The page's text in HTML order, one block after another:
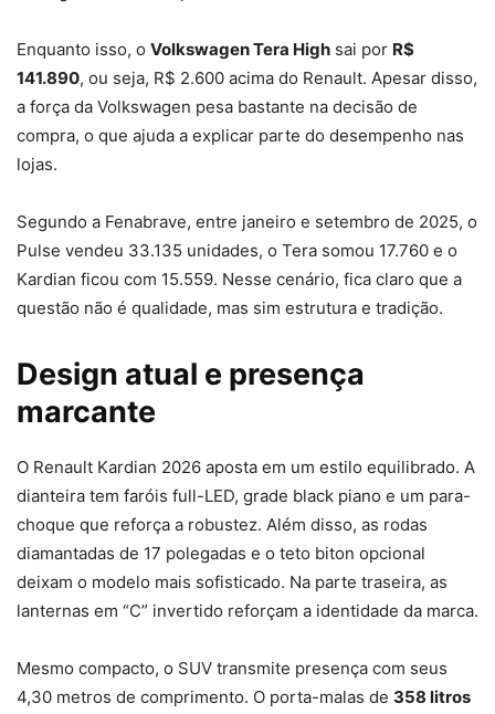
Enquanto isso, o Volkswagen Tera High sai por R$
141.890, ou seja, R$ 2.600 acima do Renault. Apesar disso,
a força da Volkswagen pesa bastante na decisão de
compra, o que ajuda a explicar parte do desempenho nas
lojas.
Segundo a Fenabrave, entre janeiro e setembro de 2025, o
Pulse vendeu 33.135 unidades, o Tera somou 17.760 e o
Kardian ficou com 15.559. Nesse cenário, fica claro que a
questão não é qualidade, mas sim estrutura e tradição.
Design atual e presença
marcante
O Renault Kardian 2026 aposta em um estilo equilibrado. A
dianteira tem faróis full-LED, grade black piano e um para-
choque que reforça a robustez. Além disso, as rodas
diamantadas de 17 polegadas e o teto biton opcional
deixam o modelo mais sofisticado. Na parte traseira, as
lanternas em “C” invertido reforçam a identidade da marca.
Mesmo compacto, o SUV transmite presença com seus
4,30 metros de comprimento. O porta-malas de 358 litros